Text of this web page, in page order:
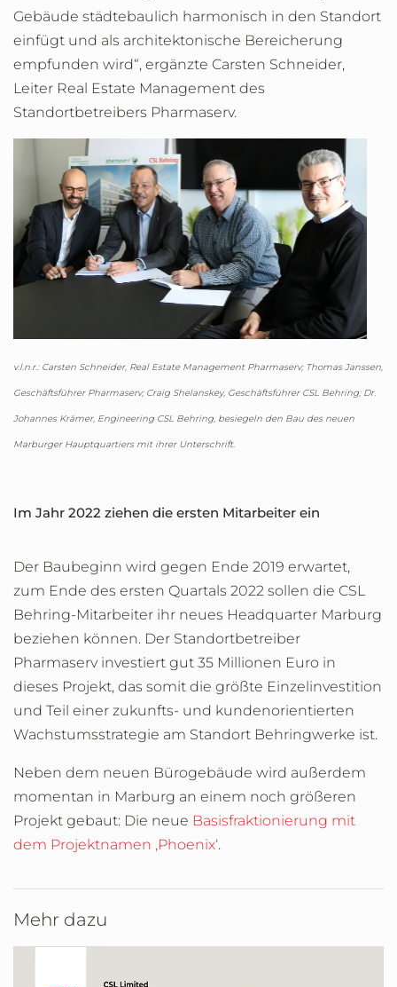
Gebäude städtebaulich harmonisch in den Standort
einfügt und als architektonische Bereicherung
empfunden wird“, ergänzte Carsten Schneider,
Leiter Real Estate Management des
Standortbetreibers Pharmaserv.
v.l.n.r.: Carsten Schneider, Real Estate Management Pharmaserv; Thomas Janssen,
Geschäftsführer Pharmaserv; Craig Shelanskey, Geschäftsführer CSL Behring; Dr.
Johannes Krämer, Engineering CSL Behring, besiegeln den Bau des neuen
Marburger Hauptquartiers mit ihrer Unterschrift.
Im Jahr 2022 ziehen die ersten Mitarbeiter ein
Der Baubeginn wird gegen Ende 2019 erwartet,
zum Ende des ersten Quartals 2022 sollen die CSL
Behring-Mitarbeiter ihr neues Headquarter Marburg
beziehen können. Der Standortbetreiber
Pharmaserv investiert gut 35 Millionen Euro in
dieses Projekt, das somit die größte Einzelinvestition
und Teil einer zukunfts- und kundenorientierten
Wachstumsstrategie am Standort Behringwerke ist.
Neben dem neuen Bürogebäude wird außerdem
momentan in Marburg an einem noch größeren
Projekt gebaut: Die neue Basisfraktionierung mit
dem Projektnamen ‚Phoenix‘.
Mehr dazu